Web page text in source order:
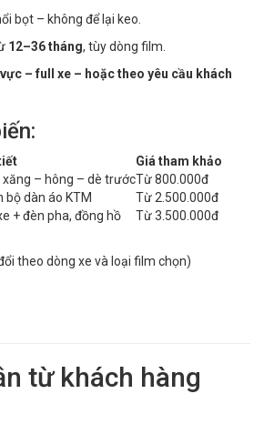
bọt – không để lại keo.
12–36 tháng, tùy dòng film.
– full xe – hoặc theo yêu cầu khách
Giá tham khảo
xăng – hông – dè trướcTừ 800.000đ
bộ dàn áo KTM
Từ 2.500.000đ
+ đèn pha, đồng hồ Từ 3.500.000đ
theo dòng xe và loại film chọn)
từ khách hàng